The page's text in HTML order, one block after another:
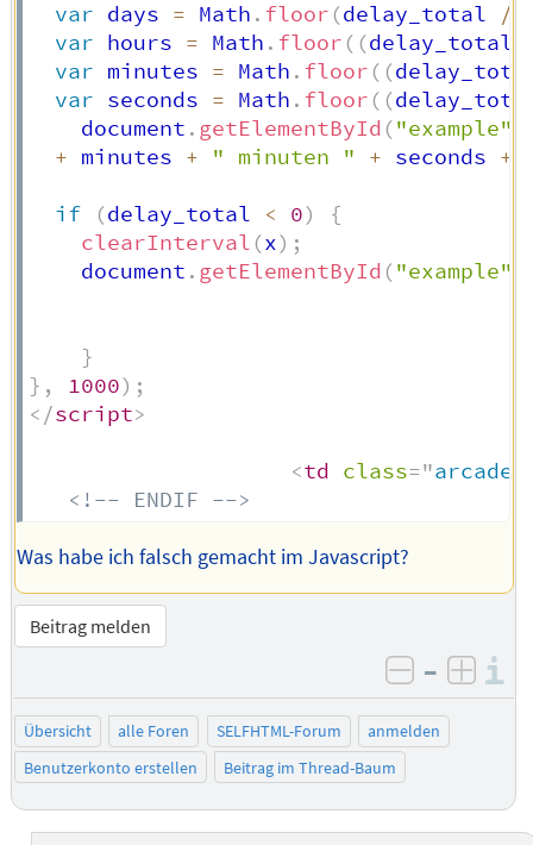
var days = Math . floor (delay_total /
var hours = Math . floor ( (delay_total
var minutes = Math . floor ( (
var seconds = Math . floor ( (
    document
. getElementById ("example"
+ minutes + " minuten " + seconds +
if (delay_total < 0)
{
clearInterval (x) ;
    document
. getElementById ("example"
}
} , 1000) ;
</script>
<td class="arcade-
<!-- ENDIF -->
Was habe ich falsch gemacht im Javascript?
Beitrag melden
negativ
–
Übersicht alle Foren SELFHTML-Forum
anmelden
Benutzerkonto erstellen
Beitrag im Thread-Baum